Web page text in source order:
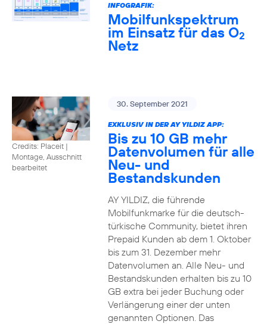
INFOGRAFIK:
Mobilfunkspektrum
im Einsatz für das O2
Netz
Credits: Placeit |
Montage, Ausschnitt
bearbeitet
30. September 2021
EXKLUSIV IN DER AY YILDIZ APP:
Bis zu 10 GB mehr
Datenvolumen für alle
Neu- und
Bestandskunden
AY YILDIZ, die führende
Mobilfunkmarke für die deutsch-
türkische Community, bietet ihren
Prepaid Kunden ab dem 1. Oktober
bis zum 31. Dezember mehr
Datenvolumen an. Alle Neu- und
Bestandskunden erhalten bis zu 10
GB extra bei jeder Buchung oder
Verlängerung einer der unten
genannten Optionen. Das